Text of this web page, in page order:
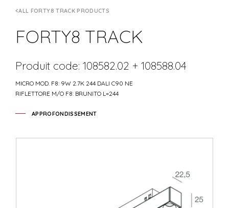
ALL FORTY8 TRACK PRODUCTS
FORTY8 TRACK
Produit code: 108582.02 + 108588.04
MICRO MOD. F8: 9W 2.7K 244 DALI C90 NE
RIFLETTORE M/O F8: BRUNITO L=244
APPROFONDISSEMENT